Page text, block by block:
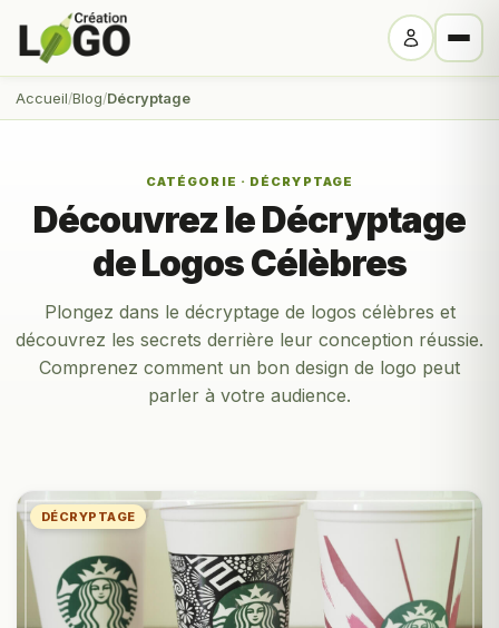
Accueil Blog Décryptage
CATÉGORIE · DÉCRYPTAGE
Découvrez le Décryptage
de Logos Célèbres
Plongez dans le décryptage de logos célèbres et
découvrez les secrets derrière leur conception réussie.
Comprenez comment un bon design de logo peut
parler à votre audience.
DÉCRYPTAGE